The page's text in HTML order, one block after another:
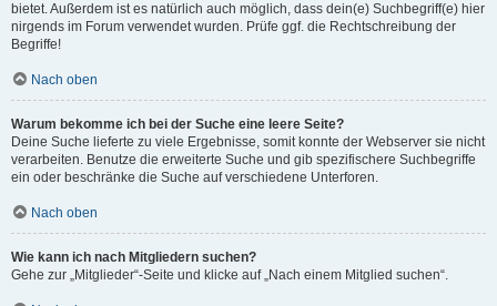
bietet. Außerdem ist es natürlich auch möglich, dass dein(e) Suchbegriff(e) hier
nirgends im Forum verwendet wurden. Prüfe ggf. die Rechtschreibung der
Begriffe!
Nach oben
Warum bekomme ich bei der Suche eine leere Seite?
Deine Suche lieferte zu viele Ergebnisse, somit konnte der Webserver sie nicht
verarbeiten. Benutze die erweiterte Suche und gib spezifischere Suchbegriffe
ein oder beschränke die Suche auf verschiedene Unterforen.
Nach oben
Wie kann ich nach Mitgliedern suchen?
Gehe zur „Mitglieder“-Seite und klicke auf „Nach einem Mitglied suchen“.